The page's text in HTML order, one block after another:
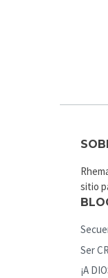
sitio
Ser
¡A